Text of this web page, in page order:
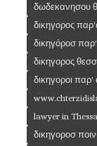
δωδεκανησου
δικηγορος
δικηγόροσ
δικηγορος
δικηγοροι
lawyer in
δικηγοροσ